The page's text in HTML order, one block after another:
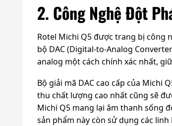
2. Công Nghệ Đột
Rotel Michi Q5 được trang bị công
bộ DAC (Digital-to-Analog
analog một cách chính xác nhất,
Bộ giải mã DAC cao cấp của Michi
thu chất lượng cao nhất cũng sẽ
Michi Q5 mang lại âm thanh sống
sản phẩm này còn sử dụng các